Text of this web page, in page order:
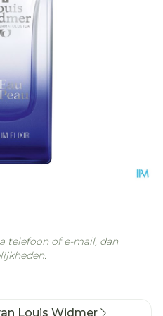
telefoon of e-mail, dan
Louis Widmer